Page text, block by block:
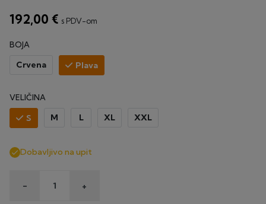
192,00 € s PDV-om
BOJA
Crvena Plava
VELIČINA
S M L XL XXL
 Dobavljivo na upit
- +